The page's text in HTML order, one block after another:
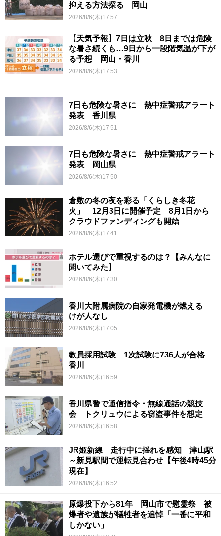
抑える方法探る 岡山
2026/8/6(木)17:57
【天気予報】7日は立秋 8日までは危険
な暑さ続くも…9日から一段階気温が下が
る予想 岡山・香川
2026/8/6(木)17:53
7日も危険な暑さに 熱中症警戒アラート
発表 香川県
2026/8/6(木)17:51
7日も危険な暑さに 熱中症警戒アラート
発表 岡山県
2026/8/6(木)17:50
倉敷の冬の夜を彩る「くらしき冬花
火」 12月3日に開催予定 8月1日から
クラウドファンディングも開始
2026/8/6(木)17:41
ホテル選びで重視するのは？【みんなに
聞いてみた】
2026/8/6(木)17:30
香川大附属病院の自家発電機が燃える
けが人なし
2026/8/6(木)17:05
教員採用試験 1次試験に736人が合格
香川
2026/8/6(木)16:59
香川県警で通信指令・無線通話の競技
会 トクリュウによる窃盗事件を想定
2026/8/6(木)16:58
JR姫新線 走行中に揺れを感知 津山駅
～新見駅間で運転見合わせ【午後4時45分
現在】
2026/8/6(木)16:52
原爆投下から81年 岡山市で慰霊祭 被
爆者や遺族が犠牲者を追悼「一番に平和
しかない」